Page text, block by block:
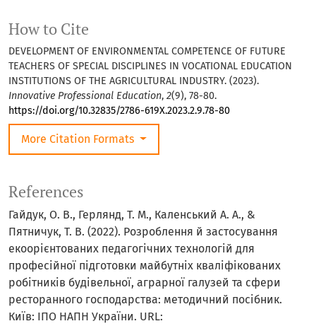
How to Cite
DEVELOPMENT OF ENVIRONMENTAL COMPETENCE OF FUTURE
TEACHERS OF SPECIAL DISCIPLINES IN VOCATIONAL EDUCATION
INSTITUTIONS OF THE AGRICULTURAL INDUSTRY. (2023).
Innovative Professional Education, 2(9), 78-80.
https://doi.org/10.32835/2786-619X.2023.2.9.78-80
More Citation Formats
References
Гайдук, О. В., Герлянд, Т. М., Каленський А. А., &
Пятничук, Т. В. (2022). Розроблення й застосування
екоорієнтованих педагогічних технологій для
професійної підготовки майбутніх кваліфікованих
робітників будівельної, аграрної галузей та сфери
ресторанного господарства: методичний посібник.
Київ: ІПО НАПН України. URL: